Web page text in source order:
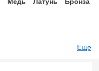
Еще